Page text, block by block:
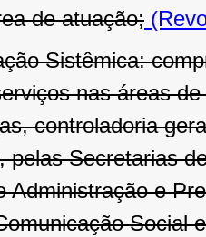
de atuação;
Sistêmica:
nas áreas
controladoria
pelas Secretarias
Administração e
Social